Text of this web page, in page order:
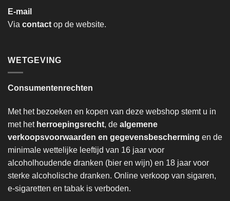
E-mail
Via contact op de website.
WETGEVING
Consumentenrechten
Met het bezoeken en kopen van deze webshop stemt u in
met het herroepingsrecht, de algemene
verkoopsvoorwaarden en gegevensbescherming en de
minimale wettelijke leeftijd van 16 jaar voor
alcoholhoudende dranken (bier en wijn) en 18 jaar voor
sterke alcoholische dranken. Online verkoop van sigaren,
e-sigaretten en tabak is verboden.